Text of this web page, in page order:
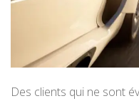
Des clients qui ne sont